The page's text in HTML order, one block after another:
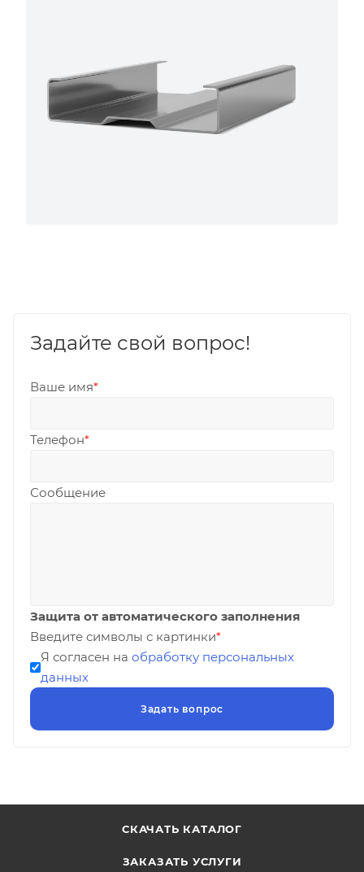
Задайте свой вопрос!
Ваше имя*
Телефон*
Сообщение
Защита от автоматического заполнения
Введите символы с картинки*
Я согласен на обработку персональных
данных
СКАЧАТЬ КАТАЛОГ
ЗАКАЗАТЬ УСЛУГИ